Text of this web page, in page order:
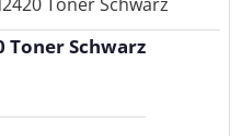
Toner Schwarz